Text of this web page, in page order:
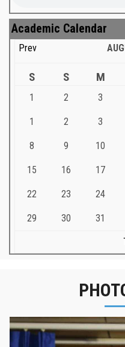
Academic Calendar
Prev
S S M
1 2 3
1 2 3
8 9 10
15 16 17
22 23 24
29 30 31